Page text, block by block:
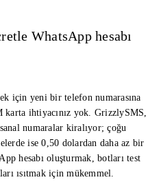
WhatsApp hesabı
için yeni bir telefon numarasına
karta ihtiyacınız yok. GrizzlySMS,
numaralar kiralıyor; çoğu
ise 0,50 dolardan daha az bir
hesabı oluşturmak, botları test
ısıtmak için mükemmel.